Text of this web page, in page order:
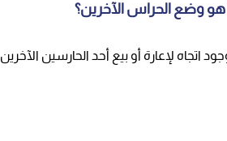
وضع الحراس الآخرين؟
لإعارة أو بيع أحد الحارسين الآخرين